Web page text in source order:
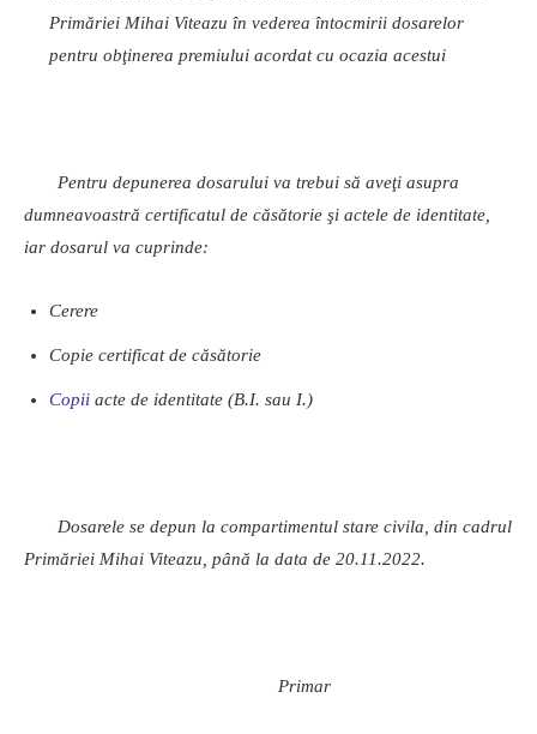
Primăriei Mihai Viteazu în vederea întocmirii dosarelor
pentru obţinerea premiului acordat cu ocazia acestui
Pentru depunerea dosarului va trebui să aveţi asupra
dumneavoastră certificatul de căsătorie şi actele de identitate,
iar dosarul va cuprinde:
Cerere
Copie certificat de căsătorie
Copii acte de identitate (B.I. sau I.)
Dosarele se depun la compartimentul stare civila, din cadrul
Primăriei Mihai Viteazu, până la data de 20.11.2022.
Primar